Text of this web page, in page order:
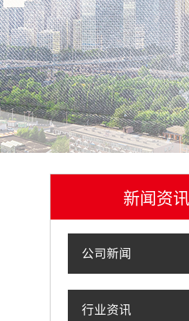
新闻资讯
公司新闻
行业资讯